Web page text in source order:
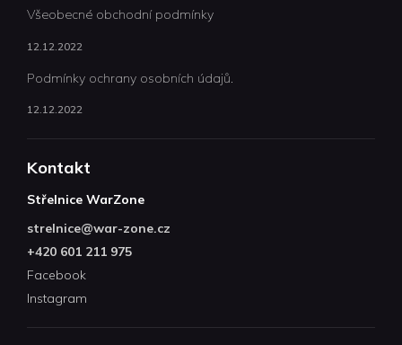
Všeobecné obchodní podmínky
12.12.2022
Podmínky ochrany osobních údajů.
12.12.2022
Kontakt
Střelnice WarZone
strelnice@war-zone.cz
+420 601 211 975
Facebook
Instagram